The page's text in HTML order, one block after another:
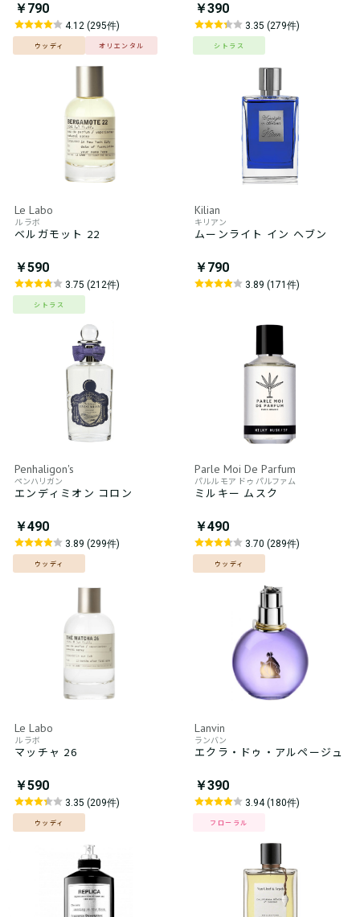
￥790
4.12 (295件)
ウッディ オリエンタル
￥390
3.35 (279件)
シトラス
Le Labo
ル ラボ
ベルガモット 22
￥590
3.75 (212件)
シトラス
Kilian
キリアン
ムーンライト イン ヘブン
￥790
3.89 (171件)
Penhaligon's
ペンハリガン
エンディミオン コロン
￥490
3.89 (299件)
ウッディ
Parle Moi De Parfum
パルル モア ドゥ パルファム
ミルキー ムスク
￥490
3.70 (289件)
ウッディ
Le Labo
ル ラボ
マッチャ 26
￥590
3.35 (209件)
ウッディ
Lanvin
ランバン
エクラ・ドゥ・アルページュ
￥390
3.94 (180件)
フローラル